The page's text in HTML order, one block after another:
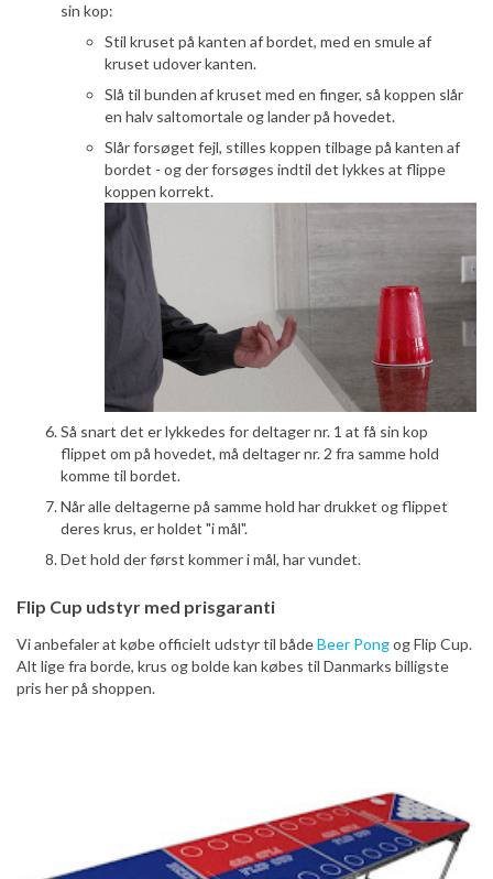
sin kop:
Stil kruset på kanten af bordet, med en smule af
kruset udover kanten.
Slå til bunden af kruset med en finger, så koppen slår
en halv saltomortale og lander på hovedet.
Slår forsøget fejl, stilles koppen tilbage på kanten af
bordet - og der forsøges indtil det lykkes at flippe
koppen korrekt.
Så snart det er lykkedes for deltager nr. 1 at få sin kop
flippet om på hovedet, må deltager nr. 2 fra samme hold
komme til bordet.
Når alle deltagerne på samme hold har drukket og flippet
deres krus, er holdet "i mål".
Det hold der først kommer i mål, har vundet.
Flip Cup udstyr med prisgaranti
Vi anbefaler at købe officielt udstyr til bådeBeer Pongog Flip Cup.
Alt lige fra borde, krus og bolde kan købes til Danmarks billigste
pris her på shoppen.